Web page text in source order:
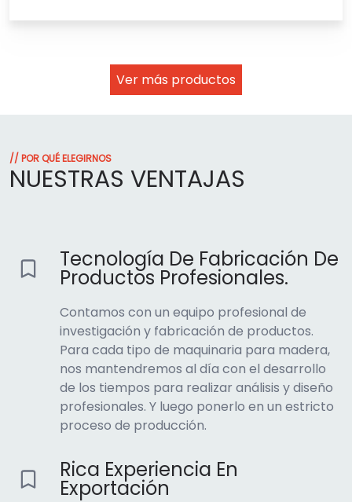
Ver más productos
// POR QUÉ ELEGIRNOS
NUESTRAS VENTAJAS
Tecnología De Fabricación De
Productos Profesionales.
Contamos con un equipo profesional de
investigación y fabricación de productos.
Para cada tipo de maquinaria para madera,
nos mantendremos al día con el desarrollo
de los tiempos para realizar análisis y diseño
profesionales. Y luego ponerlo en un estricto
proceso de producción.
Rica Experiencia En
Exportación